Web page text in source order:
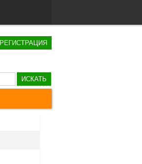
РЕГИСТРАЦИЯ
ИСКАТЬ